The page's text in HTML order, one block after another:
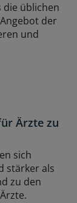
die üblichen
der
und
Ärzte zu
sich
stärker als
zu den